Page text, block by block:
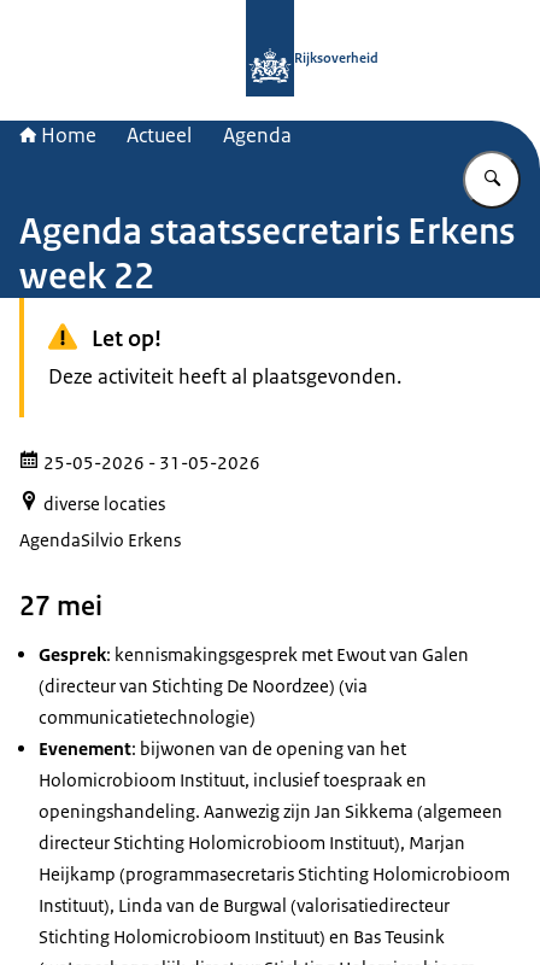
Rijksoverheid
Home Actueel Agenda
Agenda staatssecretaris Erkens
week 22
Let op!
Deze activiteit heeft al plaatsgevonden.
25-05-2026 - 31-05-2026
diverse locaties
AgendaSilvio Erkens
27 mei
Gesprek: kennismakingsgesprek met Ewout van Galen
(directeur van Stichting De Noordzee) (via
communicatietechnologie)
Evenement: bijwonen van de opening van het
Holomicrobioom Instituut, inclusief toespraak en
openingshandeling. Aanwezig zijn Jan Sikkema (algemeen
directeur Stichting Holomicrobioom Instituut), Marjan
Heijkamp (programmasecretaris Stichting Holomicrobioom
Instituut), Linda van de Burgwal (valorisatiedirecteur
Stichting Holomicrobioom Instituut) en Bas Teusink